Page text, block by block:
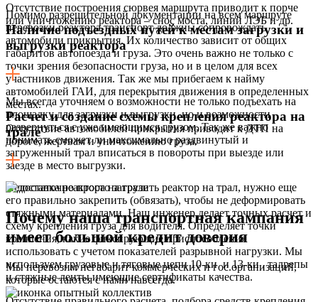
Отсутствие построения сюрвея маршрута приводит к порче
или уничтожению реактора – снос моста, линий ЛЭБ и др.
Помимо разрешительной документации на всем маршруте
перевозки реактора транспорт должны сопровождать
автомобили прикрытия. Их количество зависит от общих
габаритов автопоезда и груза. Это очень важно не только с
точки зрения безопасности груза, но и в целом для всех
участников движения. Так же мы прибегаем к найму
автомобилей ГАИ, для перекрытия движения в определенных
местах.
Отсутствие автомобилей прикрытия приводит к ДТП на
дороге, жертвам и уничтожению груза.
Наличие подъездных путей к местам загрузки и
выгрузки реактора
Мы всегда уточняем о возможности не только подъехать на
площадку для загрузки и выгрузки, но и возможности
развернуться с уже имеющимся грузом. Так же важно
понимать сможет ли максимально раздвинутый и
загруженный трал вписаться в повороты при выезде или
заезде в место выгрузки.
Расчет и создание схемы крепления реактора на
трале
Недостаточно просто загрузить реактор на трал, нужно еще
его правильно закрепить (обвязать), чтобы не деформировать
стяжными материалами. Наш инженер делает точных расчет и
схему крепления груза для водителя. Определяет точки
крепления, какие фиксирующие приспособления
использовать с учетом показателей разрывной нагрузки. Мы
используем грузовые и тяговые цепи 10-ки и 13-ки , талрепы
и стяжные ленты имеющие сертификаты качества.
Почему наша транспортная кампания
имеет большой кредит доверия
Мы перевозим негабарит коммерческих и гос.организаций,
которые остаются с нами навсегда.